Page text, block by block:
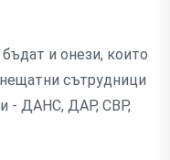
и онези, които
сътрудници
- ДАНС, ДАР, СВР,